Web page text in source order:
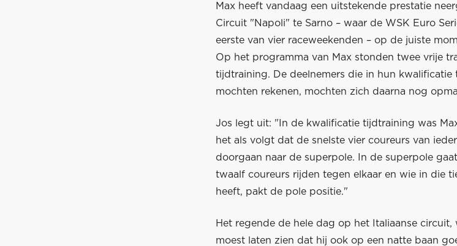
Max heeft vandaag een uitstekende prestatie
Circuit "Napoli" te Sarno – waar de WSK Euro
eerste van vier raceweekenden – op de juiste
Op het programma van Max stonden twee vrije
tijdtraining. De deelnemers die in hun
mochten rekenen, mochten zich daarna nog
Jos legt uit: "In de kwalificatie tijdtraining was
het als volgt dat de snelste vier coureurs van
doorgaan naar de superpole. In de superpole
twaalf coureurs rijden tegen elkaar en wie in die
heeft, pakt de pole positie."
Het regende de hele dag op het Italiaanse circuit,
moest laten zien dat hij ook op een natte baan